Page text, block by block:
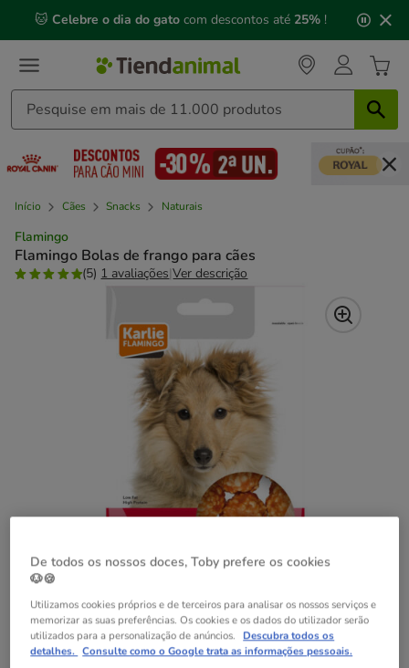
mensagem,
🐱 Celebre o dia do gato com descontos até 25% !
Início Cães Snacks Naturais
Flamingo
Flamingo Bolas de frango para cães
(5) 1 avaliações|Ver descrição
Peso:75 g
De todos os nossos doces, Toby prefere os cookies
🐶🍪
Utilizamos cookies próprios e de terceiros para analisar os nossos serviços e
memorizar as suas preferências. Os cookies e os dados do utilizador serão
utilizados para a personalização de anúncios. Descubra todos os
detalhes. Consulte como o Google trata as informações pessoais.